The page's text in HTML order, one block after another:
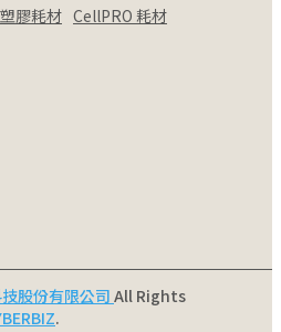
膠耗材 CellPRO 耗材
股份有限公司All Rights
.